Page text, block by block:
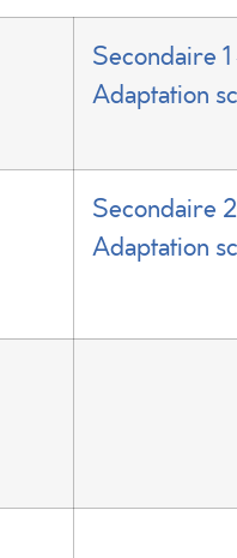
Secondaire
Adaptation
Secondaire
Adaptation